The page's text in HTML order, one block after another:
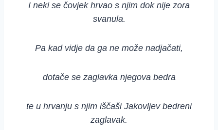
I neki se čovjek hrvao s njim dok nije zora
svanula.
Pa kad vidje da ga ne može nadjačati,
dotače se zaglavka njegova bedra
te u hrvanju s njim iščaši Jakovljev bedreni
zaglavak.